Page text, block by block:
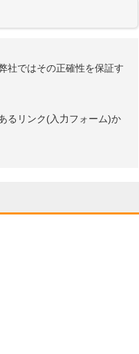
社ではその正確性を保証す
るリンク(入力フォーム)か